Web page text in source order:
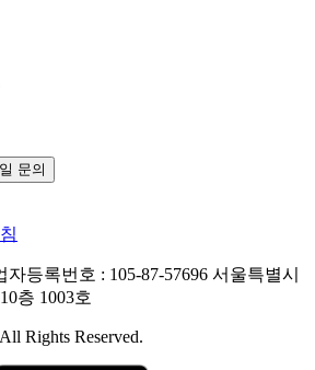
문의
자등록번호 : 105-87-57696 서울특별시
층 1003호
Rights Reserved.